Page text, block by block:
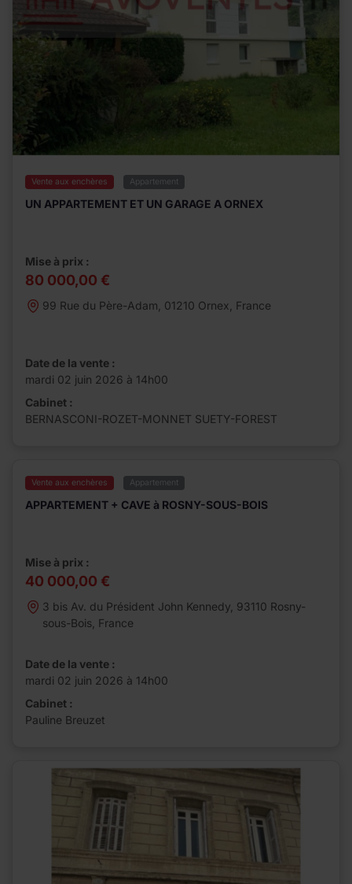
Vente aux enchères Appartement
UN APPARTEMENT ET UN GARAGE A ORNEX
Mise à prix :
80 000,00 €
99 Rue du Père-Adam, 01210 Ornex, France
Date de la vente :
mardi 02 juin 2026 à 14h00
Cabinet :
BERNASCONI-ROZET-MONNET SUETY-FOREST
Vente aux enchères Appartement
APPARTEMENT + CAVE à ROSNY-SOUS-BOIS
Mise à prix :
40 000,00 €
3 bis Av. du Président John Kennedy, 93110 Rosny-
sous-Bois, France
Date de la vente :
mardi 02 juin 2026 à 14h00
Cabinet :
Pauline Breuzet